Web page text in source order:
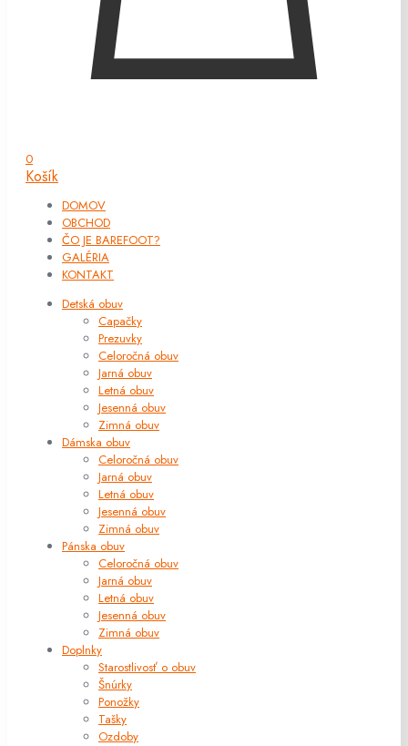
0
Košík
DOMOV
OBCHOD
ČO JE BAREFOOT?
GALÉRIA
KONTAKT
Detská obuv
Capačky
Prezuvky
Celoročná obuv
Jarná obuv
Letná obuv
Jesenná obuv
Zimná obuv
Dámska obuv
Celoročná obuv
Jarná obuv
Letná obuv
Jesenná obuv
Zimná obuv
Pánska obuv
Celoročná obuv
Jarná obuv
Letná obuv
Jesenná obuv
Zimná obuv
Doplnky
Starostlivosť o obuv
Šnúrky
Ponožky
Tašky
Ozdoby